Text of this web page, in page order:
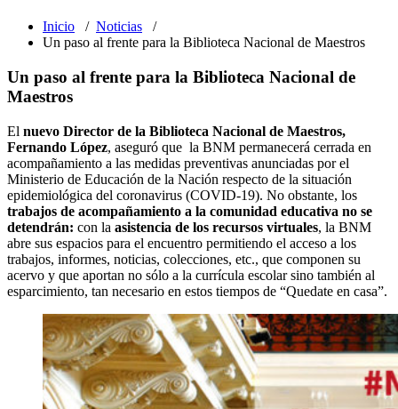
Inicio / Noticias /
Un paso al frente para la Biblioteca Nacional de Maestros
Un paso al frente para la Biblioteca Nacional de
Maestros
El nuevo Director de la Biblioteca Nacional de Maestros,
Fernando López, aseguró que la BNM permanecerá cerrada en
acompañamiento a las medidas preventivas anunciadas por el
Ministerio de Educación de la Nación respecto de la situación
epidemiológica del coronavirus (COVID-19). No obstante, los
trabajos de acompañamiento a la comunidad educativa no se
detendrán: con la asistencia de los recursos virtuales, la BNM
abre sus espacios para el encuentro permitiendo el acceso a los
trabajos, informes, noticias, colecciones, etc., que componen su
acervo y que aportan no sólo a la currícula escolar sino también al
esparcimiento, tan necesario en estos tiempos de “Quedate en casa”.